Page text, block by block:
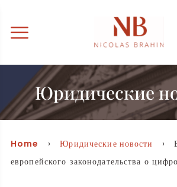
Юридические
Home ›Юридические новости
›
европейского законодательства о